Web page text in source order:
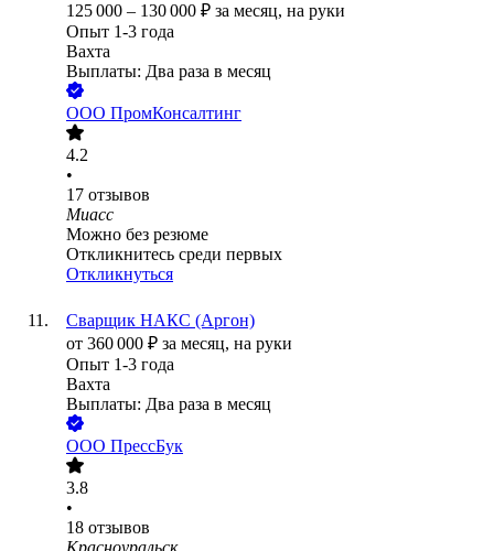
125 000 – 130 000 ₽ за месяц, на руки
Опыт 1-3 года
Вахта
Выплаты: Два раза в месяц
ООО ПромКонсалтинг
4.2
•
17 отзывов
Миасс
Можно без резюме
Откликнитесь среди первых
Откликнуться
Сварщик НАКС (Аргон)
от 360 000 ₽ за месяц, на руки
Опыт 1-3 года
Вахта
Выплаты: Два раза в месяц
ООО ПрессБук
3.8
•
18 отзывов